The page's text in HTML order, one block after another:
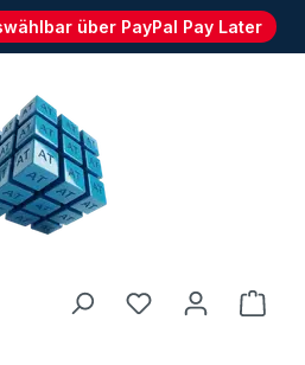
über PayPal Pay Later
Du hast 0